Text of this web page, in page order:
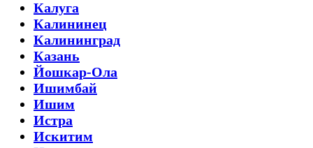
Калуга
Калининец
Калининград
Казань
Йошкар-Ола
Ишимбай
Ишим
Истра
Искитим